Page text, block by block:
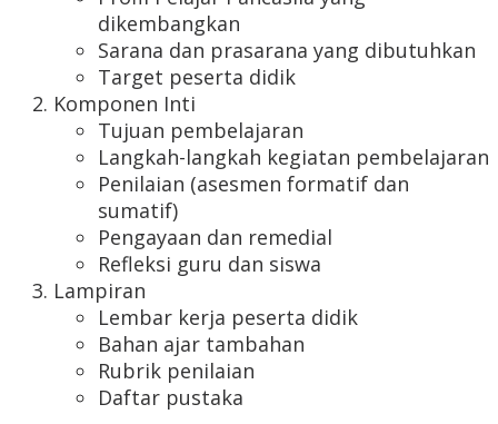
dikembangkan
Sarana dan prasarana yang dibutuhkan
Target peserta didik
Komponen Inti
Tujuan pembelajaran
Langkah-langkah kegiatan pembelajaran
Penilaian (asesmen formatif dan
sumatif)
Pengayaan dan remedial
Refleksi guru dan siswa
Lampiran
Lembar kerja peserta didik
Bahan ajar tambahan
Rubrik penilaian
Daftar pustaka